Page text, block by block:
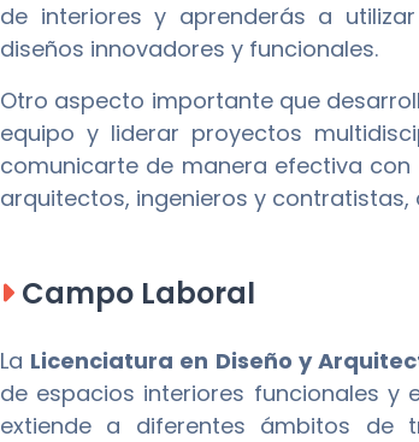
de interiores y aprenderás a
diseños innovadores y funcionales.
Otro aspecto importante que
equipo y liderar proyectos
comunicarte de manera efectiva
arquitectos, ingenieros y
Campo Laboral
La Licenciatura en Diseño y
de espacios interiores funcionales y
extiende a diferentes ámbitos de